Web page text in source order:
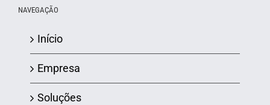
NAVEGAÇÃO
Início
Empresa
Soluções